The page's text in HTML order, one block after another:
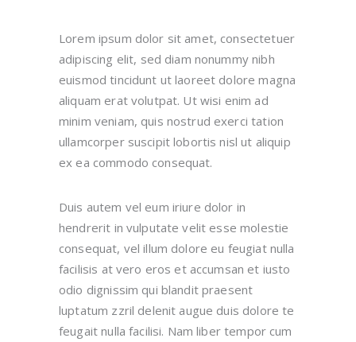
Lorem ipsum dolor sit amet, consectetuer
adipiscing elit, sed diam nonummy nibh
euismod tincidunt ut laoreet dolore magna
aliquam erat volutpat. Ut wisi enim ad
minim veniam, quis nostrud exerci tation
ullamcorper suscipit lobortis nisl ut aliquip
ex ea commodo consequat.
Duis autem vel eum iriure dolor in
hendrerit in vulputate velit esse molestie
consequat, vel illum dolore eu feugiat nulla
facilisis at vero eros et accumsan et iusto
odio dignissim qui blandit praesent
luptatum zzril delenit augue duis dolore te
feugait nulla facilisi. Nam liber tempor cum